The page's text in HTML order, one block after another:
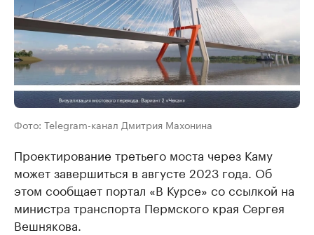
Фото: Telegram-канал Дмитрия Махонина
Проектирование третьего моста через Каму
может завершиться в августе 2023 года. Об
этом сообщает портал «В Курсе» со ссылкой на
министра транспорта Пермского края Сергея
Вешнякова.